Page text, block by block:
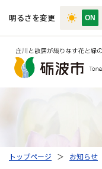
明るさを変更
トップページ ＞ お知らせ